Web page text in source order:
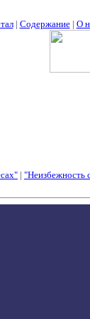
| Содержание| О
| "Неизбежность